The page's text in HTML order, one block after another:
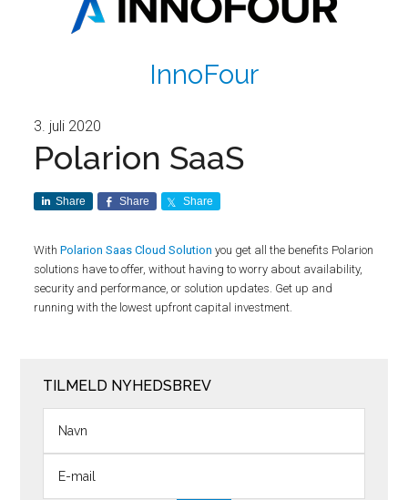
InnoFour
3. juli 2020
Polarion SaaS
Share Share Share
WithPolarion Saas Cloud Solution you get all the benefits Polarion
solutions have to offer, without having to worry about availability,
security and performance, or solution updates. Get up and
running with the lowest upfront capital investment.
TILMELD NYHEDSBREV